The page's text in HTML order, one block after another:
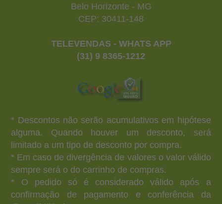
Belo Horizonte - MG
CEP: 30411-148
TELEVENDAS - WHATS APP
(31) 9 8365-1212
* Descontos não serão acumulativos em hipótese
alguma. Quando houver um desconto, será
limitado a um tipo de desconto por compra.
* Em caso de divergência de valores o valor válido
sempre será o do carrinho de compras.
* O pedido só é considerado válido após a
confirmação de pagamento e conferência da